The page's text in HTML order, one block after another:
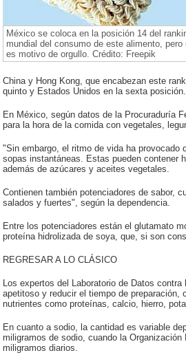
México se coloca en la posición 14 del
mundial del consumo de este alimento, pero
es motivo de orgullo. Crédito: Freepik
China y Hong Kong, que encabezan este
quinto y Estados Unidos en la sexta posición.
En México, según datos de la Procuraduría
para la hora de la comida con vegetales,
"Sin embargo, el ritmo de vida ha provocado
sopas instantáneas. Estas pueden contener
además de azúcares y aceites vegetales.
Contienen también potenciadores de sabor,
salados y fuertes", según la dependencia.
Entre los potenciadores están el glutamato
proteína hidrolizada de soya, que, si son
REGRESAR A LO CLÁSICO
Los expertos del Laboratorio de Datos
apetitoso y reducir el tiempo de
nutrientes como proteínas, calcio, hierro,
En cuanto a sodio, la cantidad es variable
miligramos de sodio, cuando la
miligramos diarios.